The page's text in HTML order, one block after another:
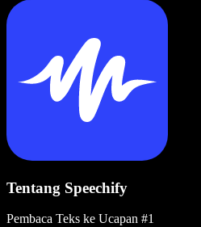
Tentang Speechify
Pembaca Teks ke Ucapan #1